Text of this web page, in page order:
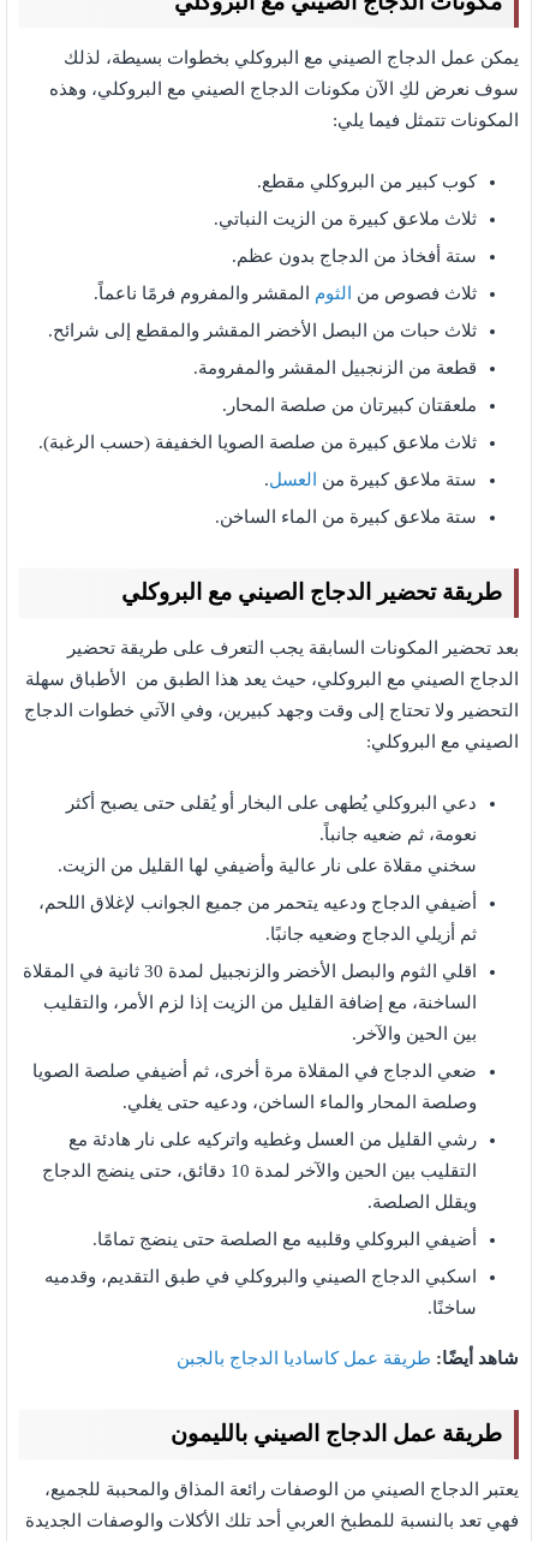
يمكن عمل الدجاج الصيني مع البروكلي بخطوات بسيطة، لذلك
سوف نعرض لكِ الآن مكونات الدجاج الصيني مع البروكلي، وهذه
المكونات تتمثل فيما يلي:
كوب كبير من البروكلي مقطع.
ثلاث ملاعق كبيرة من الزيت النباتي.
ستة أفخاذ من الدجاج بدون عظم.
ثلاث فصوص من
الثوم المقشر والمفروم فرمًا ناعماً.
ثلاث حبات من البصل الأخضر المقشر والمقطع إلى شرائح.
قطعة من الزنجبيل المقشر والمفرومة.
ملعقتان كبيرتان من صلصة المحار.
ثلاث ملاعق كبيرة من صلصة الصويا الخفيفة (حسب الرغبة).
ستة ملاعق كبيرة من
العسل.
ستة ملاعق كبيرة من الماء الساخن.
طريقة تحضير الدجاج الصيني مع البروكلي
بعد تحضير المكونات السابقة يجب التعرف على طريقة تحضير
الدجاج الصيني مع البروكلي، حيث يعد هذا الطبق من الأطباق سهلة
التحضير ولا تحتاج إلى وقت وجهد كبيرين، وفي الآتي خطوات الدجاج
الصيني مع البروكلي:
دعي البروكلي يُطهى على البخار أو يُقلى حتى يصبح أكثر
نعومة، ثم ضعيه جانباً.
سخني مقلاة على نار عالية وأضيفي لها القليل من الزيت.
أضيفي الدجاج ودعيه يتحمر من جميع الجوانب لإغلاق اللحم،
ثم أزيلي الدجاج وضعيه جانبًا.
اقلي الثوم والبصل الأخضر والزنجبيل لمدة 30 ثانية في المقلاة
الساخنة، مع إضافة القليل من الزيت إذا لزم الأمر، والتقليب
بين الحين والآخر.
ضعي الدجاج في المقلاة مرة أخرى، ثم أضيفي صلصة الصويا
وصلصة المحار والماء الساخن، ودعيه حتى يغلي.
رشي القليل من العسل وغطيه واتركيه على نار هادئة مع
التقليب بين الحين والآخر لمدة 10 دقائق، حتى ينضج الدجاج
ويقلل الصلصة.
أضيفي البروكلي وقلبيه مع الصلصة حتى ينضج تمامًا.
اسكبي الدجاج الصيني والبروكلي في طبق التقديم، وقدميه
ساخنًا.
شاهد أيضًا: طريقة عمل كاساديا الدجاج بالجبن
طريقة عمل الدجاج الصيني بالليمون
يعتبر الدجاج الصيني من الوصفات رائعة المذاق والمحببة للجميع،
فهي تعد بالنسبة للمطبخ العربي أحد تلك الأكلات والوصفات الجديدة